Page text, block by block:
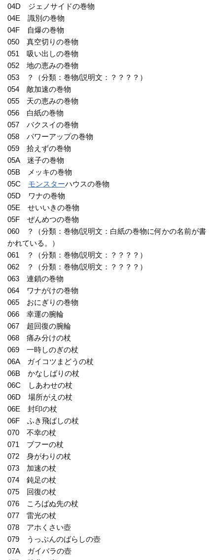
04D ジェノサイドの巻物
04E 識別の巻物
04F 自爆の巻物
050 真空切りの巻物
051 吸い出しの巻物
052 地の恵みの巻物
053 ？（分類：巻物/説明文：？？？？）
054 敵加速の巻物
055 天の恵みの巻物
056 白紙の巻物
057 バクスイの巻物
058 パワーアップの巻物
059 拾えずの巻物
05A 迷子の巻物
05B メッキの巻物
05C モンスターハウスの巻物
05D ワナの巻物
05E せいいきの巻物
05F ぜんめつの巻物
060 ？（分類：巻物/説明文：白紙の巻物に何かの名前が書
かれている。）
061 ？（分類：巻物/説明文：？？？？）
062 ？（分類：巻物/説明文：？？？？）
063 連鎖の巻物
064 ワナがけの巻物
065 おにぎりの巻物
066 幸運の腕輪
067 超回復の腕輪
068 痛み分けの杖
069 一時しのぎの杖
06A ガイコツまどうの杖
06B かなしばりの杖
06C しあわせの杖
06D 場所がえの杖
06E 封印の杖
06F ふき飛ばしの杖
070 不幸の杖
071 ブフーの杖
072 身がわりの杖
073 加速の杖
074 鈍足の杖
075 回復の杖
076 ころばぬ先の杖
077 雷光の杖
078 アホくさい壺
079 うっぷんのばらしの壺
07A ガイバラの壺